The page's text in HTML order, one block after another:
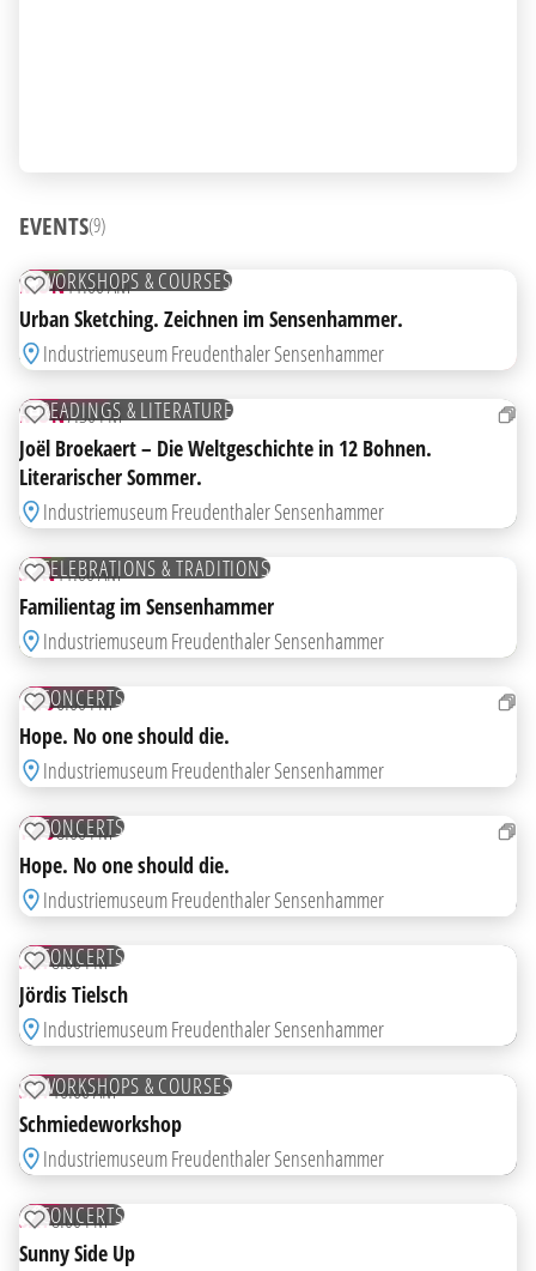
EVENTS(9)
10
WORKSHOPS & COURSES
ADD TO WATCHLIST
MON11:00 AM
Urban Sketching. Zeichnen im Sensenhammer.
Industriemuseum Freudenthaler Sensenhammer
24
READINGS & LITERATURE
ADD TO WATCHLIST
MON7:30 PM
Joël Broekaert – Die Weltgeschichte in 12 Bohnen.
Literarischer Sommer.
Industriemuseum Freudenthaler Sensenhammer
06
CELEBRATIONS & TRADITIONS
ADD TO WATCHLIST
SUN11:00 AM
Familientag im Sensenhammer
Industriemuseum Freudenthaler Sensenhammer
17
CONCERTS
ADD TO WATCHLIST
THU6:00 PM
Hope. No one should die.
Industriemuseum Freudenthaler Sensenhammer
17
CONCERTS
ADD TO WATCHLIST
THU8:00 PM
Hope. No one should die.
Industriemuseum Freudenthaler Sensenhammer
19
CONCERTS
ADD TO WATCHLIST
SAT8:00 PM
Jördis Tielsch
Industriemuseum Freudenthaler Sensenhammer
24
WORKSHOPS & COURSES
ADD TO WATCHLIST
SAT10:00 AM
Schmiedeworkshop
Industriemuseum Freudenthaler Sensenhammer
07
CONCERTS
ADD TO WATCHLIST
SAT8:00 PM
Sunny Side Up